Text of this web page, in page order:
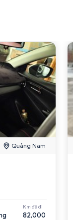
Quảng Nam
Km đã đi
82,000